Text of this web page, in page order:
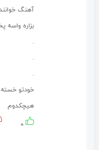
آهنگ
بزاره
.
.
.
خودتو
هیچکدوم
۰